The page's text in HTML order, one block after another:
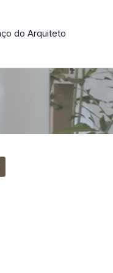
do Arquiteto
sofás e mesas de